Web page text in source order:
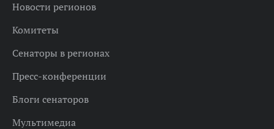
Новости регионов
Комитеты
Сенаторы в регионах
Пресс-конференции
Блоги сенаторов
Мультимедиа